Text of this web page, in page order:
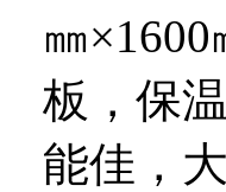
㎜×1600
板，保
能佳，